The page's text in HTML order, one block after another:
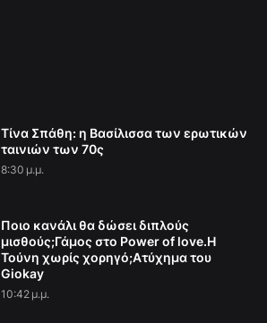
Τίνα Σπάθη: η Βασίλισσα των ερωτικών
ταινιών των 70ς
8:30 μ.μ.
Ποιο κανάλι θα δώσει διπλούς
μισθούς;Γάμος στο Power of love.Η
Τούνη χωρίς χορηγό;Aτύχημα του
Giokay
10:42 μ.μ.